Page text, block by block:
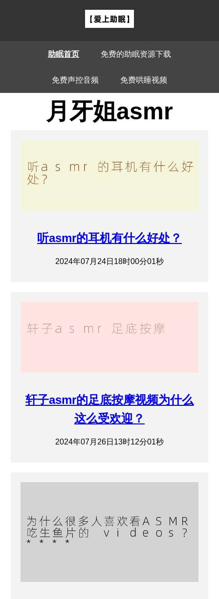
助眠首页 免费的助眠资源下载
免费声控音频 免费哄睡视频
月牙姐asmr
听asmr的耳机有什么好处？
2024年07月24日18时00分01秒
轩子asmr的足底按摩视频为什么
这么受欢迎？
2024年07月26日13时12分01秒